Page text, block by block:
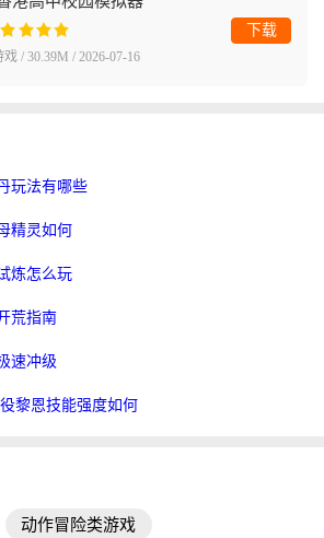
/ 30.39M / 2026-07-16
下载
玩法有哪些
精灵如何
炼怎么玩
荒指南
速冲级
黎恩技能强度如何
动作冒险类游戏